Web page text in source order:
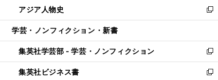
く
で
開
ド
ウ
開
く
ィ
ン
ウ
で
開
く
い
ウ
ン
ド
ウ
で
アジア人物史
新
し
ウ
ィ
ン
ド
学芸・ノンフィクション・新書
集英社学芸部 - 学芸・ノンフィクション
新
し
い
集英社ビジネス書
新